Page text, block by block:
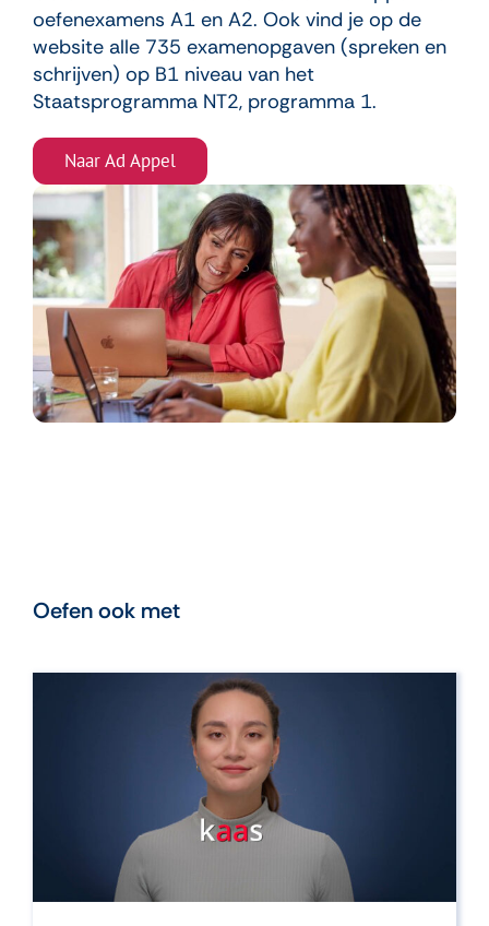
oefenexamens A1 en A2. Ook vind je op de
website alle 735 examenopgaven (spreken en
schrijven) op B1 niveau van het
Staatsprogramma NT2, programma 1.
Naar Ad Appel
Oefen ook met